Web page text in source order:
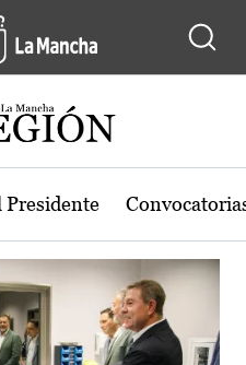
de Castilla-
Presidente